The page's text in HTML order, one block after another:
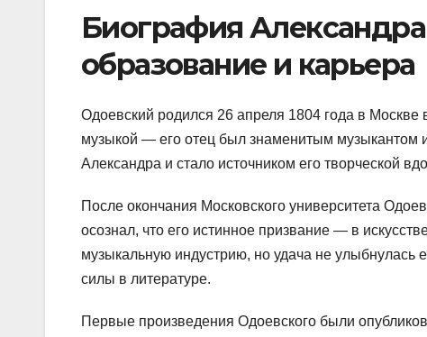
Биография
образование и карьера
Одоевский родился 26 апреля 1804 года в Москве
музыкой — его отец был знаменитым музыкантом
Александра и стало источником его творческой
После окончания Московского университета
осознал, что его истинное призвание — в
музыкальную индустрию, но удача не улыбнулась
силы в литературе.
Первые произведения Одоевского были